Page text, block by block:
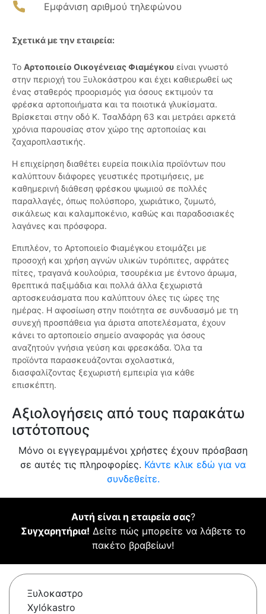
Εμφάνιση αριθμού τηλεφώνου
Σχετικά με την εταιρεία:
Το Αρτοποιείο Οικογένειας Φιαμέγκου είναι γνωστό
στην περιοχή του Ξυλοκάστρου και έχει καθιερωθεί ως
ένας σταθερός προορισμός για όσους εκτιμούν τα
φρέσκα αρτοποιήματα και τα ποιοτικά γλυκίσματα.
Βρίσκεται στην οδό Κ. Τσαλδάρη 63 και μετράει αρκετά
χρόνια παρουσίας στον χώρο της αρτοποιίας και
ζαχαροπλαστικής.
Η επιχείρηση διαθέτει ευρεία ποικιλία προϊόντων που
καλύπτουν διάφορες γευστικές προτιμήσεις, με
καθημερινή διάθεση φρέσκου ψωμιού σε πολλές
παραλλαγές, όπως πολύσπορο, χωριάτικο, ζυμωτό,
σικάλεως και καλαμποκένιο, καθώς και παραδοσιακές
λαγάνες και πρόσφορα.
Επιπλέον, το Αρτοποιείο Φιαμέγκου ετοιμάζει με
προσοχή και χρήση αγνών υλικών τυρόπιτες, αφράτες
πίτες, τραγανά κουλούρια, τσουρέκια με έντονο άρωμα,
θρεπτικά παξιμάδια και πολλά άλλα ξεχωριστά
αρτοσκευάσματα που καλύπτουν όλες τις ώρες της
ημέρας. Η αφοσίωση στην ποιότητα σε συνδυασμό με τη
συνεχή προσπάθεια για άριστα αποτελέσματα, έχουν
κάνει το αρτοποιείο σημείο αναφοράς για όσους
αναζητούν γνήσια γεύση και φρεσκάδα. Όλα τα
προϊόντα παρασκευάζονται σχολαστικά,
διασφαλίζοντας ξεχωριστή εμπειρία για κάθε
επισκέπτη.
Αξιολογήσεις από τους παρακάτω
ιστότοπους
Μόνο οι εγγεγραμμένοι χρήστες έχουν πρόσβαση
σε αυτές τις πληροφορίες. Κάντε κλικ εδώ για να
συνδεθείτε.
Αυτή είναι η εταιρεία σας?
Συγχαρητήρια! Δείτε πώς μπορείτε να λάβετε το
πακέτο βραβείων!
Ξυλοκαστρο
Xylókastro